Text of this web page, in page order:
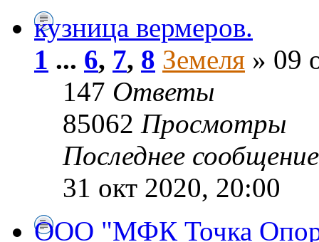
кузница вермеров.
1 ... 6, 7, 8 Земеля » 09
147 Ответы
85062 Просмотры
Последнее
31 окт 2020, 20:00
ООО "МФК Точка